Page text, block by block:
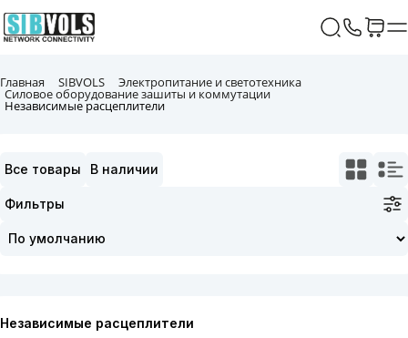
Главная SIBVOLS Электропитание и светотехника
Силовое оборудование зашиты и коммутации
Независимые расцеплители
Все товары В наличии
Фильтры
Независимые расцеплители